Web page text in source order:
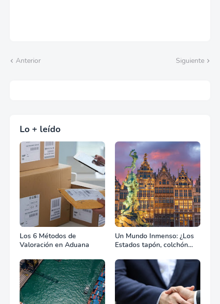
Anterior Siguiente
Lo + leído
Los 6 Métodos de
Valoración en Aduana
Un Mundo Inmenso: ¿Los
Estados tapón, colchón
combate?